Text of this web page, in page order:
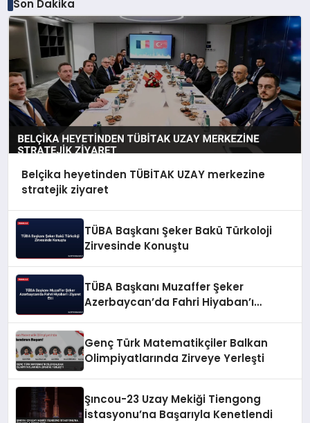
Son Dakika
Belçika heyetinden TÜBİTAK UZAY merkezine
stratejik ziyaret
TÜBA Başkanı Şeker Bakü Türkoloji
Zirvesinde Konuştu
TÜBA Başkanı Muzaffer Şeker
Azerbaycan’da Fahri Hiyaban’ı
Genç Türk Matematikçiler Balkan
Olimpiyatlarında Zirveye Yerleşti
Şıncou-23 Uzay Mekiği Tiengong
İstasyonu’na Başarıyla Kenetlendi